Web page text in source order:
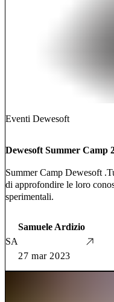
Eventi Dewesoft
Dewesoft Summer Camp
Summer Camp Dewesoft
di approfondire le loro
sperimentali.
SA
Samuele Ardizio
27 mar 2023